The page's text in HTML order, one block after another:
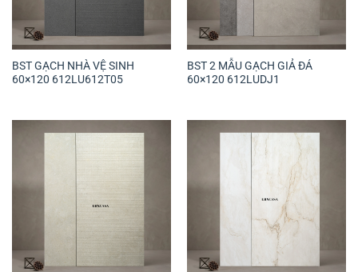
BST GẠCH NHÀ VỆ SINH
60×120 612LU612T05
BST 2 MẪU GẠCH GIẢ ĐÁ
60×120 612LUDJ1